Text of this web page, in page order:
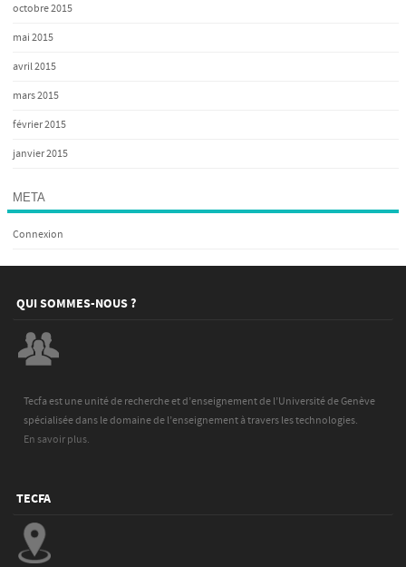
octobre 2015
mai 2015
avril 2015
mars 2015
février 2015
janvier 2015
META
Connexion
QUI SOMMES-NOUS ?
Tecfa est une unité de recherche et d’enseignement de l’Université de Genève
spécialisée dans le domaine de l’enseignement à travers les technologies.
En savoir plus.
TECFA